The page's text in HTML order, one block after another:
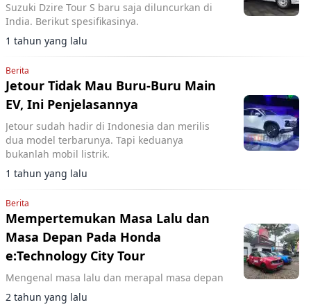
Suzuki Dzire Tour S baru saja diluncurkan di
India. Berikut spesifikasinya.
1 tahun yang lalu
Berita
Jetour Tidak Mau Buru-Buru Main
EV, Ini Penjelasannya
Jetour sudah hadir di Indonesia dan merilis
dua model terbarunya. Tapi keduanya
bukanlah mobil listrik.
1 tahun yang lalu
Berita
Mempertemukan Masa Lalu dan
Masa Depan Pada Honda
e:Technology City Tour
Mengenal masa lalu dan merapal masa depan
2 tahun yang lalu